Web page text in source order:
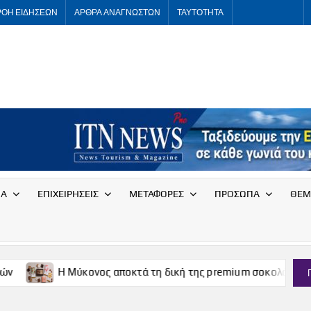
ΕΙΔΗΣΕΩΝ ΑΡΘΡΑ ΑΝΑΓΝΩΣΤΩΝ ΤΑΥΤΟΤΗΤΑ
News
ΕΠΙΧΕΙΡΗΣΕΙΣ ΜΕΤΑΦΟΡΕΣ ΠΡΟΣΩΠΑ
αποκτά τη δική της premium σοκολάτα Η